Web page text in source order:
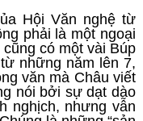
Hội Văn nghệ từ
phải là một ngoại
có một vài Búp
những năm lên 7,
văn mà Châu viết
nói bởi sự dạt dào
nghịch, nhưng vẫn